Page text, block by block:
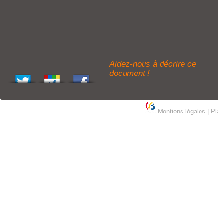
Aidez-nous à décrire ce
document !
Mentions légales